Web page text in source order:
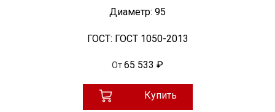
Диаметр: 95
ГОСТ: ГОСТ 1050-2013
От65 533 ₽
Купить